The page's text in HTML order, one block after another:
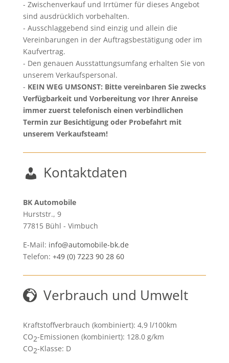
Zwischenverkauf und Irrtümer für dieses Angebot
sind ausdrücklich vorbehalten.
Ausschlaggebend sind einzig und allein die
Vereinbarungen in der Auftragsbestätigung oder im
Kaufvertrag.
Den genauen Ausstattungsumfang erhalten Sie von
unserem Verkaufspersonal.
KEIN WEG UMSONST: Bitte vereinbaren Sie zwecks
Verfügbarkeit und Vorbereitung vor Ihrer Anreise
immer zuerst telefonisch einen verbindlichen
Termin zur Besichtigung oder Probefahrt mit
unserem Verkaufsteam!
Kontaktdaten
BK Automobile
Hurststr., 9
77815 Bühl - Vimbuch
E-Mail: info@automobile-bk.de
Telefon: +49 (0) 7223 90 28 60
Verbrauch und Umwelt
Kraftstoffverbrauch (kombiniert): 4,9 l/100km
CO2-Emissionen (kombiniert): 128.0 g/km
CO2-Klasse: D